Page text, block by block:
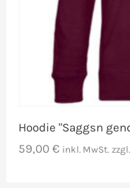
Hoodie "Saggsn
59,00€ inkl. MwSt.